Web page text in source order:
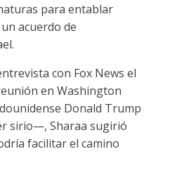
para entablar
acuerdo de
con Fox News el
en Washington
Donald Trump
sirio—, Sharaa sugirió
facilitar el camino